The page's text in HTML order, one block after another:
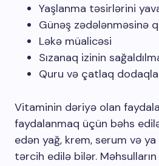
Yaşlanma təsirlərini
Günəş zədələnməsinə
Ləkə müalicəsi
Sızanaq izinin
Quru və çatlaq
Vitaminin dəriyə olan
faydalanmaq üçün bəhs
edən yağ, krem, serum və
tərcih edilə bilər.